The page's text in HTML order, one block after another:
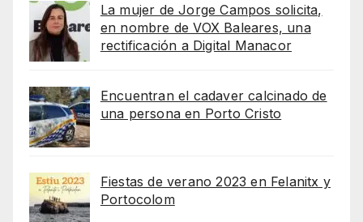
La mujer de Jorge Campos solicita,
en nombre de VOX Baleares, una
rectificación a Digital Manacor
Encuentran el cadaver calcinado de
una persona en Porto Cristo
Fiestas de verano 2023 en Felanitx y
Portocolom